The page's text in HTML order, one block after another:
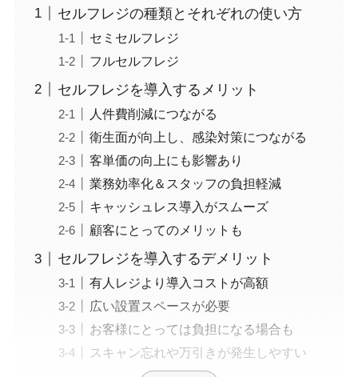
セルフレジの種類とそれぞれの使い方
セミセルフレジ
フルセルフレジ
セルフレジを導入するメリット
人件費削減につながる
衛生面が向上し、感染対策につながる
客単価の向上にも影響あり
業務効率化＆スタッフの負担軽減
キャッシュレス導入がスムーズ
顧客にとってのメリットも
セルフレジを導入するデメリット
有人レジより導入コストが高額
広い設置スペースが必要
お客様にとっては負担になる場合も
スキャン忘れや万引きが発生しやすい